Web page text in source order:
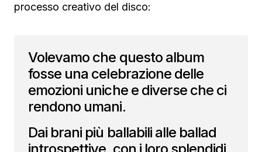
processo creativo del disco:
Volevamo che questo album
fosse una celebrazione delle
emozioni uniche e diverse che ci
rendono umani.
Dai brani più ballabili alle ballad